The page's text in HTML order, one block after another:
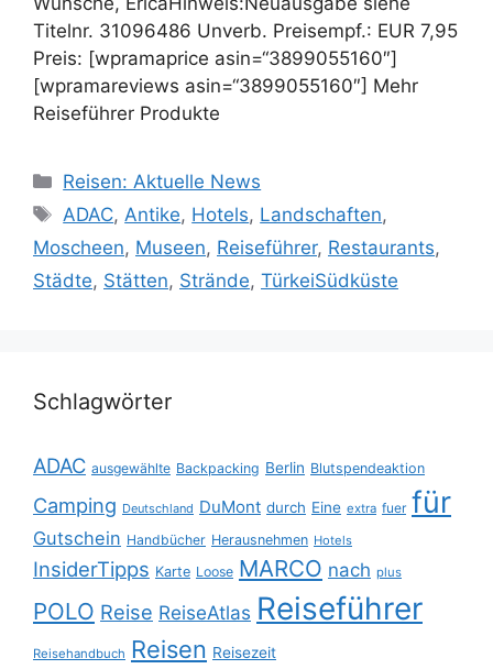
Titelnr. 31096486 Unverb. Preisempf.: EUR 7,95
Preis: [wpramaprice asin=“3899055160″]
[wpramareviews asin=“3899055160″] Mehr
Reiseführer Produkte
Kategorien
Reisen: Aktuelle News
Schlagwörter
ADAC, Antike, Hotels, Landschaften,
Moscheen, Museen, Reiseführer, Restaurants,
Städte, Stätten, Strände, TürkeiSüdküste
Schlagwörter
ADAC ausgewählte Backpacking Berlin Blutspendeaktion
Camping Deutschland DuMont durch Eine extra fuer für
Gutschein Handbücher Herausnehmen Hotels
InsiderTipps Karte Loose MARCO nach plus
POLO Reise ReiseAtlas Reiseführer
Reisehandbuch Reisen Reisezeit